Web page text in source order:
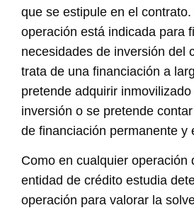
que se estipule en el
operación está indicada para
necesidades de inversión del
trata de una financiación a
pretende adquirir
inversión o se pretende
de financiación permanente y
Como en cualquier operación
entidad de crédito estudia
operación para valorar la